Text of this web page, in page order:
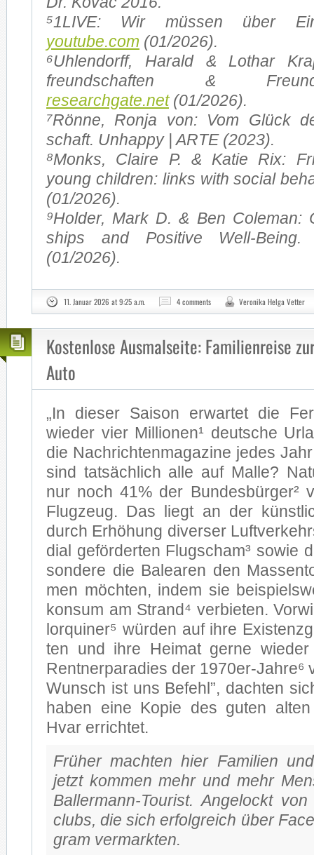
⁵1LIVE: Wir müs­sen über
youtube.com (01/2026).
⁶Uh­len­dorff, Ha­rald & Lo­thar
freund­schaf­ten &
researchgate.net(01/2026).
⁷Rön­ne, Ron­ja von: Vom Glück
schaft. Un­hap­py | ARTE (2023).
⁸Mon­ks, Clai­re P. & Ka­tie Rix:
young child­ren: links with so­cial
(01/2026).
⁹Hol­der, Mark D. & Ben Co­le­man:
ships and Po­si­ti­ve Well-
(01/2026).
11. Januar 2026 at 9:25 a.m. 4 comments Veronika Helga Vetter
Kostenlose Ausmalseite: Familienreise
Auto
„In die­ser Sai­son er­war­tet die
wie­der vier Mil­lio­nen¹ deut­sche
die Nach­rich­ten­ma­ga­zi­ne je­des
sind tat­säch­lich alle auf Mal­le?
nur noch 41% der Bun­des­bür­ger²
Flug­zeug. Das liegt an der
durch Er­hö­hung di­ver­ser
di­al ge­för­der­ten Flug­scham³ so­wie
son­de­re die Ba­lea­ren den
men möch­ten, in­dem sie
kon­sum am Stran­d⁴ ver­bie­ten.
lor­qui­ner⁵ wür­den auf ihre
ten und ihre Hei­mat ger­ne
Rent­ner­pa­ra­dies der 1970er-Jahre⁶
Wunsch ist uns Be­fehl”, dach­ten
ha­ben eine Ko­pie des gu­ten
Hvar er­rich­tet.
Frü­her mach­ten hier Fa­mi­li­en
jetzt kom­men mehr und mehr
Ballermann-Tourist. An­ge­lockt
clubs, die sich er­folg­reich über
gram ver­mark­ten.